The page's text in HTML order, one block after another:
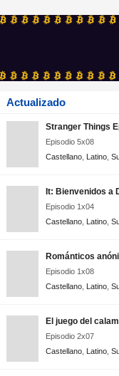
Actualizado
Stranger Things
Episodio 5x08
Castellano Latino
It: Bienvenidos a
Episodio 1x04
Castellano Latino
Románticos
Episodio 1x08
Castellano Latino
El juego del
Episodio 2x07
Castellano Latino